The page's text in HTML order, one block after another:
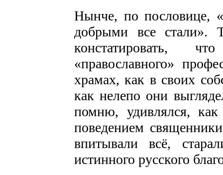
Нынче, по пословице,
добрыми все
констатировать,
«православного»
храмах, как в своих
как нелепо они
помню, удивлялся,
поведением
впитывали всё,
истинного русского